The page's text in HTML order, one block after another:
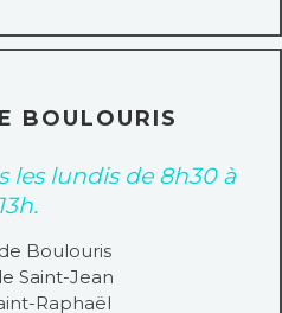
BOULOURIS
les lundis de 8h30 à
13h.
Boulouris
Saint-Jean
Raphaël